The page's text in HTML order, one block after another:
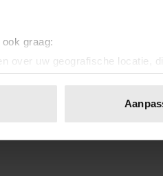
graag:
over uw geografische locatie,
door het actief te scannen
wijzigen of intrekken in de
en advertenties te
Ook delen we informatie over
ROUW IS RAUW